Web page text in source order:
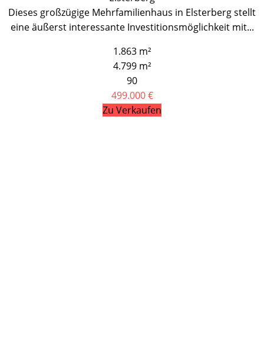
Dieses großzügige Mehrfamilienhaus in Elsterberg stellt
eine äußerst interessante Investitionsmöglichkeit mit...
1.863 m²
4.799 m²
90
499.000 €
Zu Verkaufen